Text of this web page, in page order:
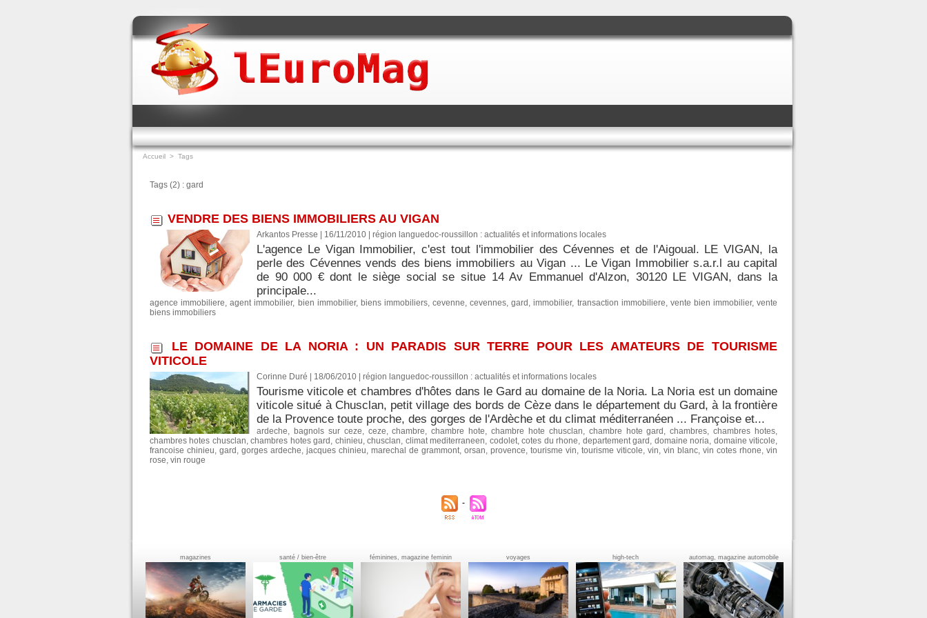
Accueil > Tags
Tags (2) : gard
VENDRE DES BIENS IMMOBILIERS AU VIGAN
Arkantos Presse | 16/11/2010 région languedoc-roussillon : actualités et informations locales
L'agence Le Vigan Immobilier, c'est tout l'immobilier des Cévennes et de l'Aigoual. LE VIGAN, la
perle des Cévennes vends des biens immobiliers au Vigan ... Le Vigan Immobilier s.a.r.l au capital
de 90 000 € dont le siège social se situe 14 Av Emmanuel d'Alzon, 30120 LE VIGAN, dans la
principale...
agence immobiliere,agent immobilier, bien immobilier, biens immobiliers, cevenne,cevennes,gard ,immobilier, transaction immobiliere, vente bien immobilier,vente
biens immobiliers
LE DOMAINE DE LA NORIA : UN PARADIS SUR TERRE POUR LES AMATEURS DE TOURISME
VITICOLE
Corinne Duré | 18/06/2010 région languedoc-roussillon : actualités et informations locales
Tourisme viticole et chambres d'hôtes dans le Gard au domaine de la Noria. La Noria est un domaine
viticole situé à Chusclan, petit village des bords de Cèze dans le département du Gard, à la frontière
de la Provence toute proche, des gorges de l'Ardèche et du climat méditerranéen ... Françoise et...
ardeche, bagnols sur ceze, ceze,chambre,chambre hote, chambre hote chusclan, chambre hote gard ,chambres,chambres hotes,
chambres hotes chusclan,chambres hotes gard , chinieu,chusclan, climat mediterraneen, codolet,cotes du rhone, departement gard , domaine noria, domaine viticole,
francoise chinieu, gard , gorges ardeche, jacques chinieu, marechal de grammont, orsan, provence, tourisme vin, tourisme viticole, vin, vin blanc, vin cotes rhone, vin
rose, vin rouge
magazines santé / bien-être féminines, magazine feminin voyages high-tech automag, magazine automobile